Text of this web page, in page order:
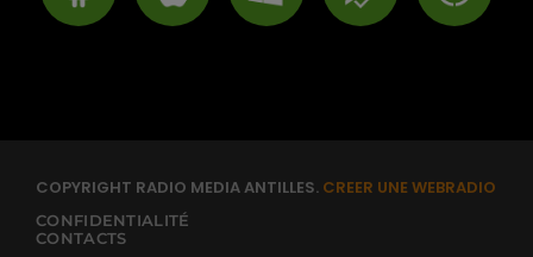
COPYRIGHT RADIO MEDIA ANTILLES. CREER UNE WEBRADIO
CONFIDENTIALITÉ
CONTACTS